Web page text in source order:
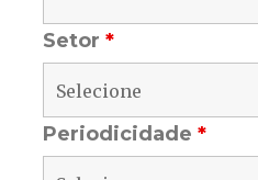
Setor*
Periodicidade*